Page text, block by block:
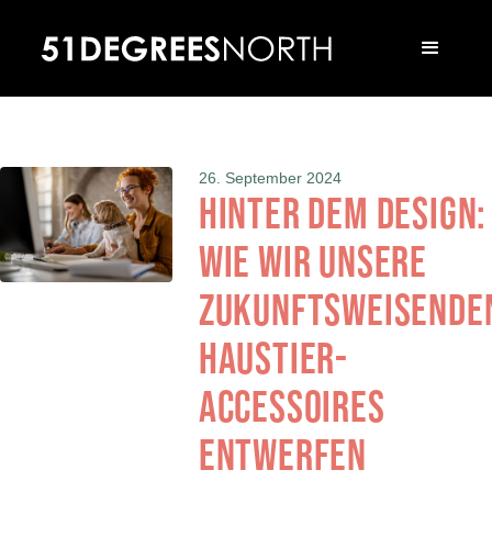
26. September 2024
Hinter dem Design:
Wie wir unsere
Haustier-
Accessoires
entwerfen